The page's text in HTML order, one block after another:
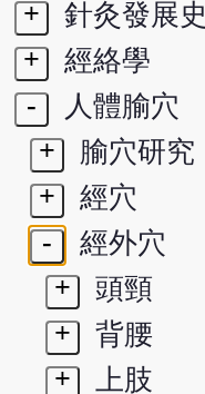
+
針灸發展史
+
經絡學
-
人體腧穴
+
腧穴研究
+
經穴
-
經外穴
+
頭頸
+
背腰
+
上肢